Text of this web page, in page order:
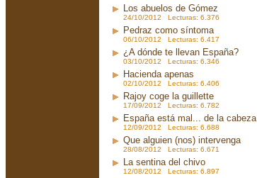
Los abuelos de Gómez
24/10/2012 Lecturas: 6.376
Pedraz como síntoma
06/10/2012 Lecturas: 6.417
¿A dónde te llevan España?
03/10/2012 Lecturas: 6.346
Hacienda apenas
02/10/2012 Lecturas: 6.406
Rajoy coge la guillette
17/09/2012 Lecturas: 6.782
España está mal... de la cabeza
12/09/2012 Lecturas: 6.688
Que alguien (nos) intervenga
28/08/2012 Lecturas: 6.671
La sentina del chivo
12/08/2012 Lecturas: 6.897